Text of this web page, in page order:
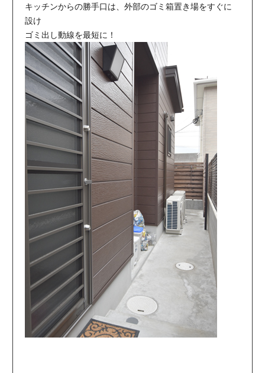
キッチンからの勝手口は、外部のゴミ箱置き場をすぐに
設け
ゴミ出し動線を最短に！